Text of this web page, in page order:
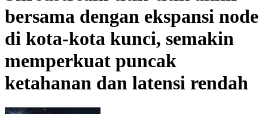
bersama dengan ekspansi node
di kota-kota kunci, semakin
memperkuat puncak
ketahanan dan latensi rendah